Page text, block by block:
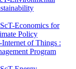
Economics for
Policy
of Things :
Program